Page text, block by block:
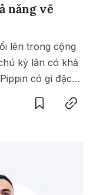
năng vẽ
lên trong cộng
kỳ lân có khả
có gì đặc
SaveCopy link